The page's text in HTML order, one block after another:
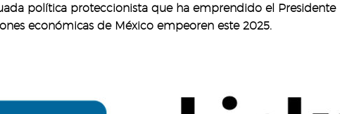
política proteccionista que ha emprendido el
económicas de México empeoren este 2025.